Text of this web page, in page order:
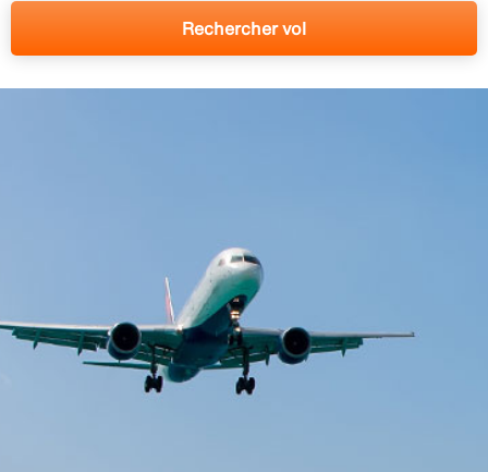
Rechercher vol